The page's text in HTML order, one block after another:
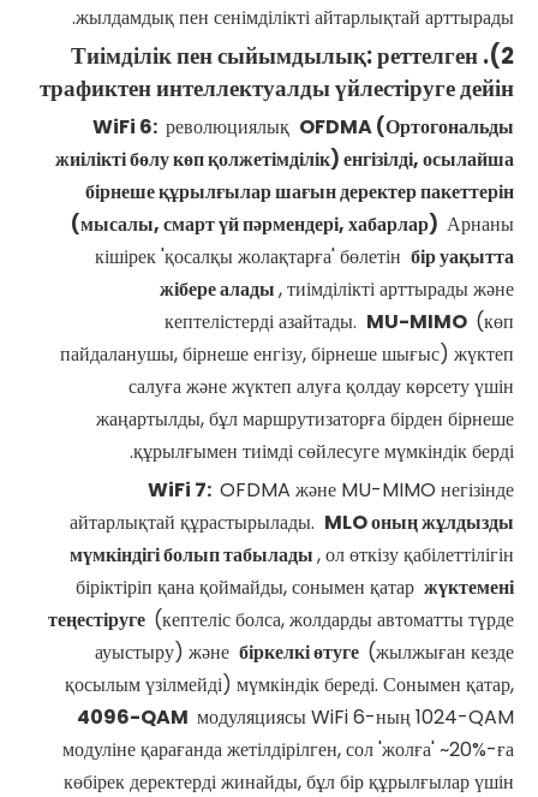
жылдамдық пен сенімділікті айтарлықтай арттырады.
2). Тиімділік пен сыйымдылық: реттелген
трафиктен интеллектуалды үйлестіруге дейін
WiFi 6: революциялық OFDMA (Ортогональды
жиілікті бөлу көп қолжетімділік) енгізілді, осылайша
бірнеше құрылғылар шағын деректер пакеттерін
(мысалы, смарт үй пәрмендері, хабарлар) Арнаны
кішірек 'қосалқы жолақтарға' бөлетін бір уақытта
жібере алады, тиімділікті арттырады және
кептелістерді азайтады. MU-MIMO (көп
пайдаланушы, бірнеше енгізу, бірнеше шығыс) жүктеп
салуға және жүктеп алуға қолдау көрсету үшін
жаңартылды, бұл маршрутизаторға бірден бірнеше
құрылғымен тиімді сөйлесуге мүмкіндік берді.
WiFi 7: OFDMA және MU-MIMO негізінде
айтарлықтай құрастырылады. MLO оның жұлдызды
мүмкіндігі болып табылады, ол өткізу қабілеттілігін
біріктіріп қана қоймайды, сонымен қатар жүктемені
теңестіруге (кептеліс болса, жолдарды автоматты түрде
ауыстыру) және біркелкі өтуге (жылжыған кезде
қосылым үзілмейді) мүмкіндік береді. Сонымен қатар,
4096-QAM модуляциясы WiFi 6-ның 1024-QAM
модуліне қарағанда жетілдірілген, сол 'жолға' ~20%-ға
көбірек деректерді жинайды, бұл бір құрылғылар үшін